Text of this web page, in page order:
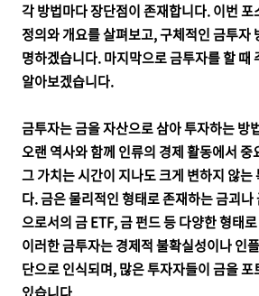
각 방법마다 장단점이 존재합니다. 이번
정의와 개요를 살펴보고, 구체적인 금투자
명하겠습니다. 마지막으로 금투자를 할 때
알아보겠습니다.
금투자는 금을 자산으로 삼아 투자하는 방
오랜 역사와 함께 인류의 경제 활동에서
그 가치는 시간이 지나도 크게 변하지 않는
다. 금은 물리적인 형태로 존재하는 금괴
으로서의 금 ETF, 금 펀드 등 다양한 형태
이러한 금투자는 경제적 불확실성이나 인
단으로 인식되며, 많은 투자자들이 금을